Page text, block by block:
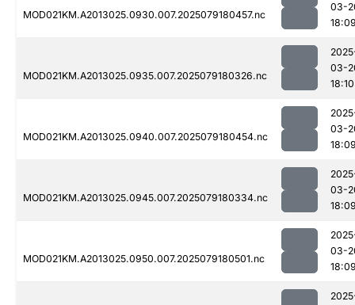
MOD021KM.A2013025.0930.007.2025079180457.nc
03-
MOD021KM.A2013025.0935.007.2025079180326.nc
03-
18:10
MOD021KM.A2013025.0940.007.2025079180454.nc
03-
MOD021KM.A2013025.0945.007.2025079180334.nc
03-
MOD021KM.A2013025.0950.007.2025079180501.nc
03-